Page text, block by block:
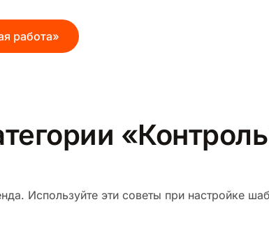
работа»
Используйте эти советы при настройке